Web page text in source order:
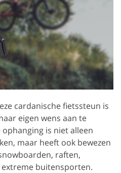
cardanische fietssteun is
eigen wens aan te
ophanging is niet alleen
maar heeft ook bewezen
raften,
extreme buitensporten.